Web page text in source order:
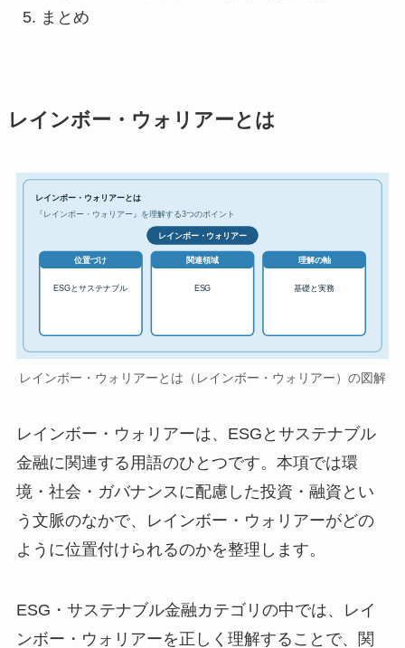
まとめ
レインボー・ウォリアーとは
レインボー・ウォリアーとは
『レインボー・ウォリアー』を理解する3つのポイント
レインボー・ウォリアー
位置づけ
ESGとサステナブル
関連領域
ESG
理解の軸
基礎と実務
レインボー・ウォリアーとは（レインボー・ウォリアー）の図解
レインボー・ウォリアーは、ESGとサステナブル
金融に関連する用語のひとつです。本項では環
境・社会・ガバナンスに配慮した投資・融資とい
う文脈のなかで、レインボー・ウォリアーがどの
ように位置付けられるのかを整理します。
ESG・サステナブル金融カテゴリの中では、レイ
ンボー・ウォリアーを正しく理解することで、関